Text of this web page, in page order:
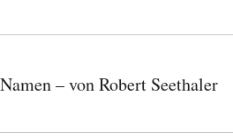
– von Robert Seethaler
Geheimtipps und
Reisen.